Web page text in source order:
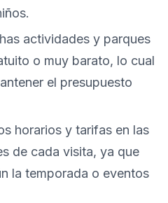
actividades y parques
o muy barato, lo cual
el presupuesto
horarios y tarifas en las
de cada visita, ya que
la temporada o eventos